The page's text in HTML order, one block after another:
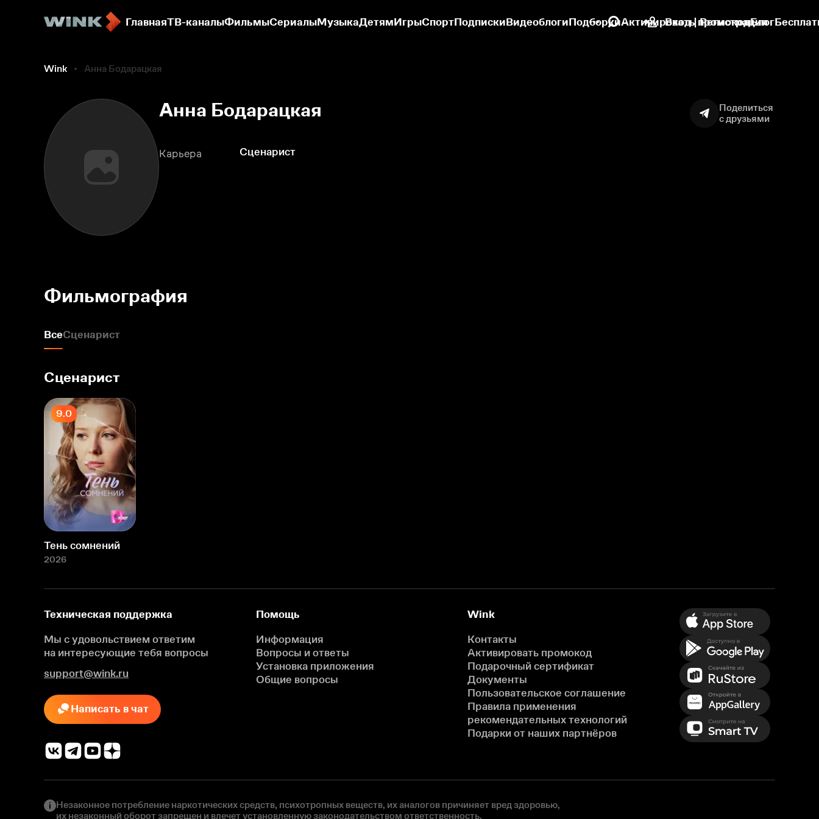
ГлавнаяТВ-каналыФильмыСериалыМузыкаДетямИгрыСпортПодпискиВидеоблогиПодборкиАктивировать промокодБлог
Вход | Регистрация
Wink Анна Бодарацкая
Анна Бодарацкая
Поделиться
с друзьями
Карьера Сценарист
Фильмография
ВсеСценарист
Сценарист
9.0
Тень сомнений
2026
Техническая поддержка
Мы с удовольствием ответим
на интересующие тебя вопросы
support@wink.ru
Написать в чат
Помощь
Информация
Вопросы и ответы
Установка приложения
Общие вопросы
Wink
Контакты
Активировать промокод
Подарочный сертификат
Документы
Пользовательское соглашение
Правила применения
рекомендательных технологий
Подарки от наших партнёров
Незаконное потребление наркотических средств, психотропных веществ, их аналогов причиняет вред здоровью,
их незаконный оборот запрещен и влечет установленную законодательством ответственность.